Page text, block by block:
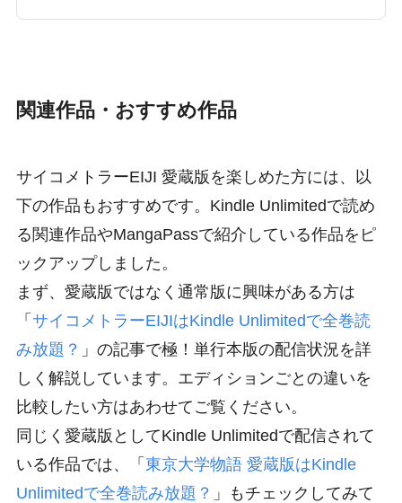
関連作品・おすすめ作品
サイコメトラーEIJI 愛蔵版を楽しめた方には、以
下の作品もおすすめです。Kindle Unlimitedで読め
る関連作品やMangaPassで紹介している作品をピ
ックアップしました。
まず、愛蔵版ではなく通常版に興味がある方は
「 サイコメトラーEIJIはKindle Unlimitedで全巻読
み放題？ 」の記事で極！単行本版の配信状況を詳
しく解説しています。エディションごとの違いを
比較したい方はあわせてご覧ください。
同じく愛蔵版としてKindle Unlimitedで配信されて
いる作品では、「 東京大学物語 愛蔵版はKindle
Unlimitedで全巻読み放題？ 」もチェックしてみて